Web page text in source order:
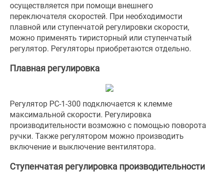
осуществляется при помощи внешнего
переключателя скоростей. При необходимости
плавной или ступенчатой регулировки скорости,
можно применять тиристорный или ступенчатый
регулятор. Регуляторы приобретаются отдельно.
Плавная регулировка
Регулятор РС-1-300 подключается к клемме
максимальной скорости. Регулировка
производительности возможно с помощью поворота
ручки. Также регулятором можно производить
включение и выключение вентилятора.
Ступенчатая регулировка производительности